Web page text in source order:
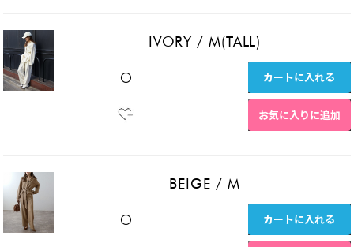
IVORY / M(TALL)
〇 カートに入れる
お気に入りに追加
BEIGE / M
〇 カートに入れる